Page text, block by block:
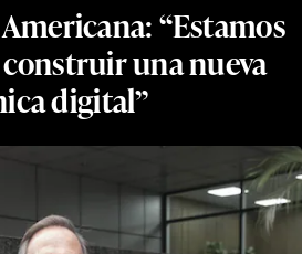
“Estamos
una nueva
digital”